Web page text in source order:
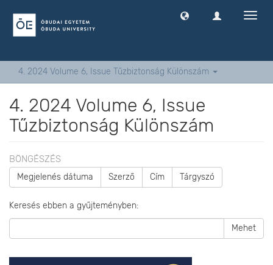
4. 2024 Volume 6, Issue Tűzbiztonság Különszám
4. 2024 Volume 6, Issue
Tűzbiztonság Különszám
BÖNGÉSZÉS
Megjelenés dátuma Szerző Cím Tárgyszó
Keresés ebben a gyűjteményben:
Mehet